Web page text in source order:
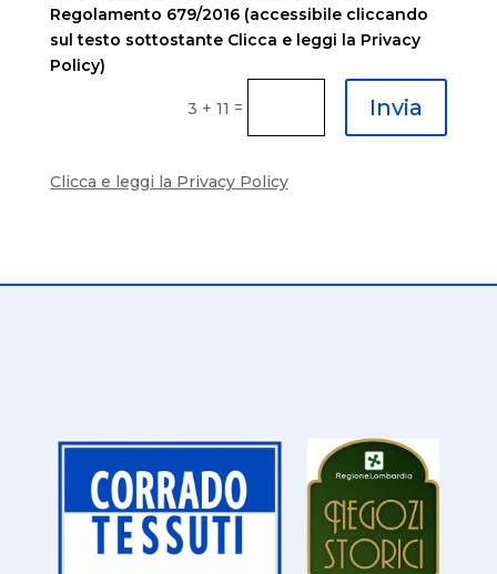
Regolamento 679/2016 (accessibile cliccando
sul testo sottostante Clicca e leggi la Privacy
Policy)
3 + 11 = Invia
Clicca e leggi la Privacy Policy